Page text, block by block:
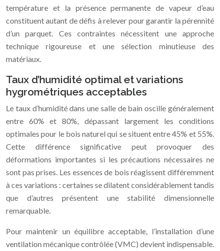
température et la présence permanente de vapeur d’eau
constituent autant de défis à relever pour garantir la pérennité
d’un parquet. Ces contraintes nécessitent une approche
technique rigoureuse et une sélection minutieuse des
matériaux.
Taux d’humidité optimal et variations
hygrométriques acceptables
Le taux d’humidité dans une salle de bain oscille généralement
entre 60% et 80%, dépassant largement les conditions
optimales pour le bois naturel qui se situent entre 45% et 55%.
Cette différence significative peut provoquer des
déformations importantes si les précautions nécessaires ne
sont pas prises. Les essences de bois réagissent différemment
à ces variations : certaines se dilatent considérablement tandis
que d’autres présentent une stabilité dimensionnelle
remarquable.
Pour maintenir un équilibre acceptable, l’installation d’une
ventilation mécanique contrôlée (VMC) devient indispensable.